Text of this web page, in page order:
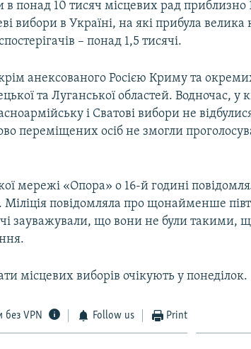
понад 10 тисяч місцевих рад приблизно
вибори в Україні, на які прибула велика
– понад 1,5 тисячі.
анексованого Росією Криму та
та Луганської областей. Водночас, у
і Сватові вибори не
переміщених осіб не змогли
мережі «Опора» о 16-й годині
Міліція повідомляла про щонайменше
зауважували, що вони не були такими,
місцевих виборів очікують у понеділок.
без VPN Follow us Print